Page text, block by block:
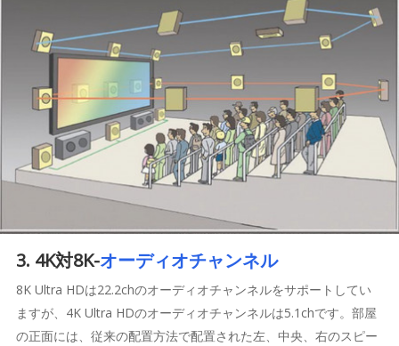
3. 4K対8K-オーディオチャンネル
8K Ultra HDは22.2chのオーディオチャンネルをサポートしてい
ますが、4K Ultra HDのオーディオチャンネルは5.1chです。部屋
の正面には、従来の配置方法で配置された左、中央、右のスピー